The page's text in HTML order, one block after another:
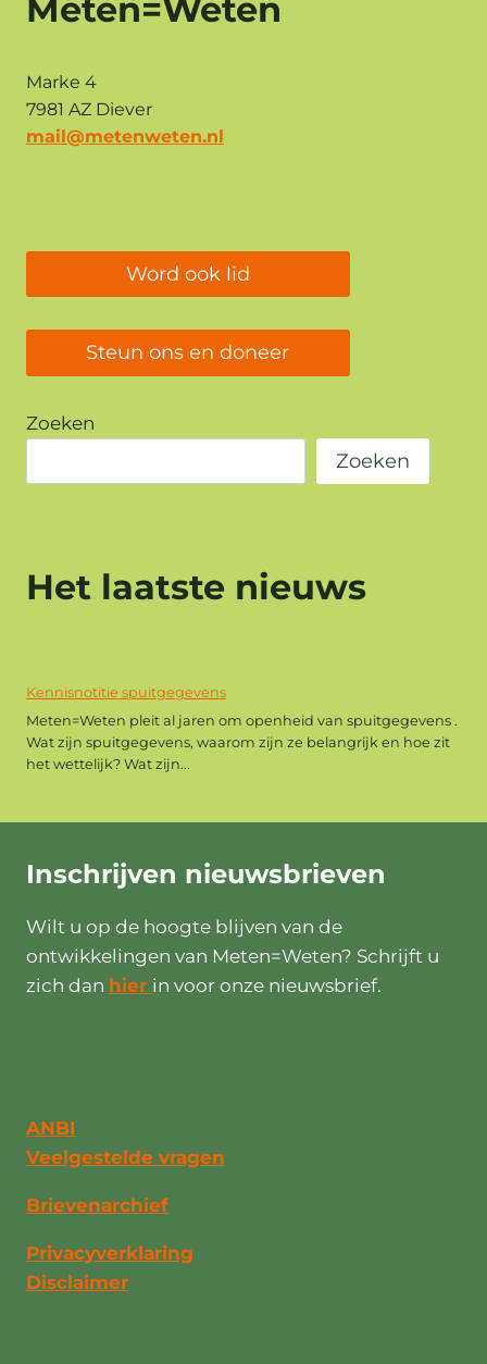
Meten=Weten
Marke 4
7981 AZ Diever
mail@metenweten.nl
Word ook lid
Steun ons en doneer
Zoeken
Zoeken
Het laatste nieuws
Kennisnotitie spuitgegevens
Meten=Weten pleit al jaren om openheid van spuitgegevens .
Wat zijn spuitgegevens, waarom zijn ze belangrijk en hoe zit
het wettelijk? Wat zijn...
Inschrijven nieuwsbrieven
Wilt u op de hoogte blijven van de
ontwikkelingen van Meten=Weten? Schrijft u
zich dan hier in voor onze nieuwsbrief.
ANBI
Veelgestelde vragen
Brievenarchief
Privacyverklaring
Disclaimer